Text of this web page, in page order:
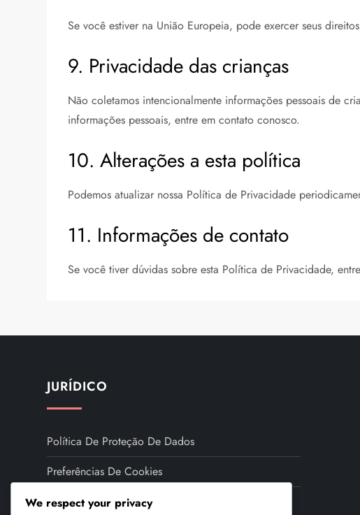
Se você estiver na União Europeia, pode exercer seus
9. Privacidade das crianças
Não coletamos intencionalmente informações pessoais de
informações pessoais, entre em contato conosco.
10. Alterações a esta política
Podemos atualizar nossa Política de Privacidade
11. Informações de contato
Se você tiver dúvidas sobre esta Política de Privacidade,
JURÍDICO
Política De Proteção De Dados
Preferências De Cookies
Quem Somos
We respect your privacy